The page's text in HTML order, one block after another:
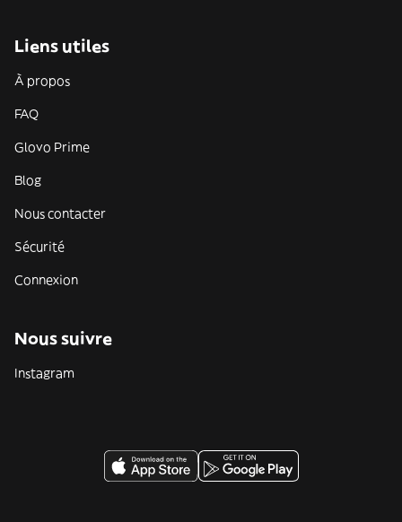
Liens utiles
À propos
FAQ
Glovo Prime
Blog
Nous contacter
Sécurité
Connexion
Nous suivre
Instagram